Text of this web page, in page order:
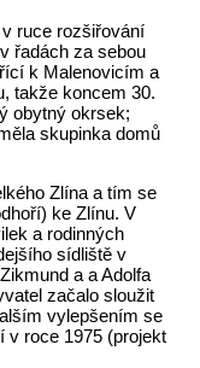
ruce rozšiřování
řadách za sebou
k Malenovicím a
takže koncem 30.
obytný okrsek;
skupinka domů
Zlína a tím se
ke Zlínu. V
a rodinných
sídliště v
a a Adolfa
začalo sloužit
vylepšením se
v roce 1975 (projekt